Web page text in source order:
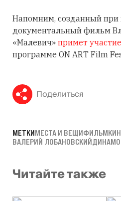
Напомним, созданный при
документальный фильм
«Малевич» примет участие
программе ON ART Film
Поделиться
МЕТКИМЕСТА И ВЕЩИФИЛЬМ
ВАЛЕРИЙ ЛОБАНОВСКИЙДИНАМО
Читайте также